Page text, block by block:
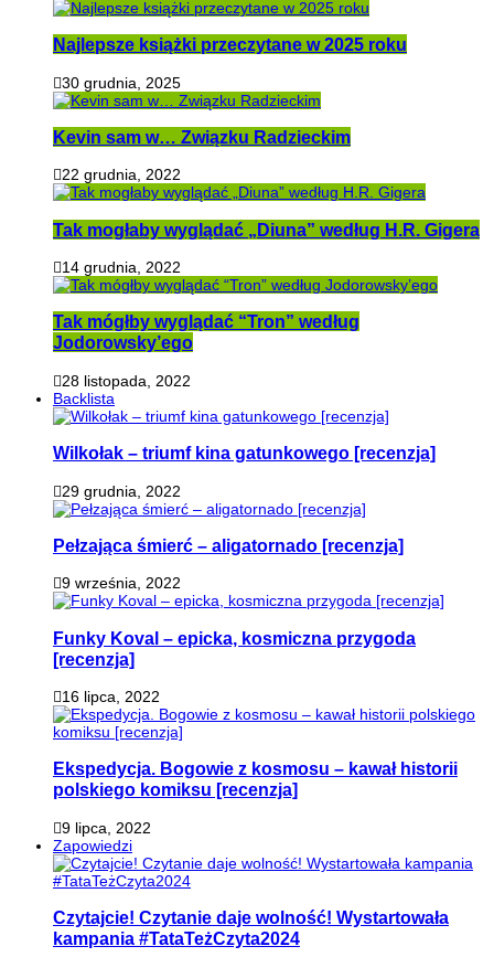
Najlepsze książki przeczytane w 2025 roku
30 grudnia, 2025
Kevin sam w… Związku Radzieckim
22 grudnia, 2022
Tak mogłaby wyglądać „Diuna” według H.R. Gigera
14 grudnia, 2022
Tak mógłby wyglądać “Tron” według
Jodorowsky’ego
28 listopada, 2022
Backlista
Wilkołak – triumf kina gatunkowego [recenzja]
29 grudnia, 2022
Pełzająca śmierć – aligatornado [recenzja]
9 września, 2022
Funky Koval – epicka, kosmiczna przygoda
[recenzja]
16 lipca, 2022
Ekspedycja. Bogowie z kosmosu – kawał historii
polskiego komiksu [recenzja]
9 lipca, 2022
Zapowiedzi
Czytajcie! Czytanie daje wolność! Wystartowała
kampania #TataTeżCzyta2024